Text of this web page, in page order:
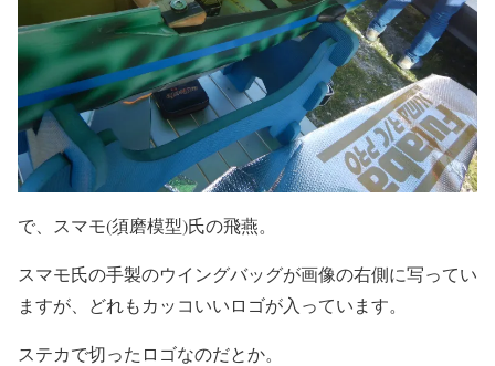
で、スマモ(須磨模型)氏の飛燕。
スマモ氏の手製のウイングバッグが画像の右側に写ってい
ますが、どれもカッコいいロゴが入っています。
ステカで切ったロゴなのだとか。